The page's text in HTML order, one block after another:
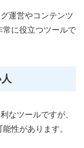
運営やコンテンツ
常に役立つツールで
なツールですが、
性があります。